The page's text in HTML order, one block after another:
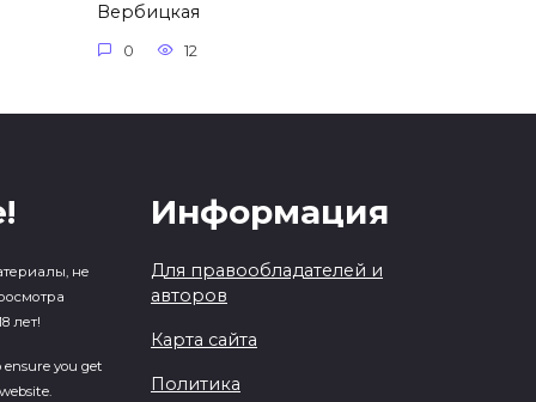
Вербицкая
0 12
не
лет!
ensure you get
Информация
Для правообладателей и
авторов
Карта сайта
Политика